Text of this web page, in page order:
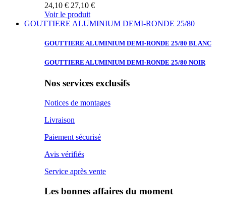
24,10 € 27,10 €
Voir le produit
GOUTTIERE ALUMINIUM DEMI-RONDE 25/80
GOUTTIERE ALUMINIUM DEMI-RONDE 25/80 BLANC
GOUTTIERE ALUMINIUM DEMI-RONDE 25/80 NOIR
Nos services exclusifs
Notices de montages
Livraison
Paiement sécurisé
Avis vérifiés
Service après vente
Les bonnes affaires du moment